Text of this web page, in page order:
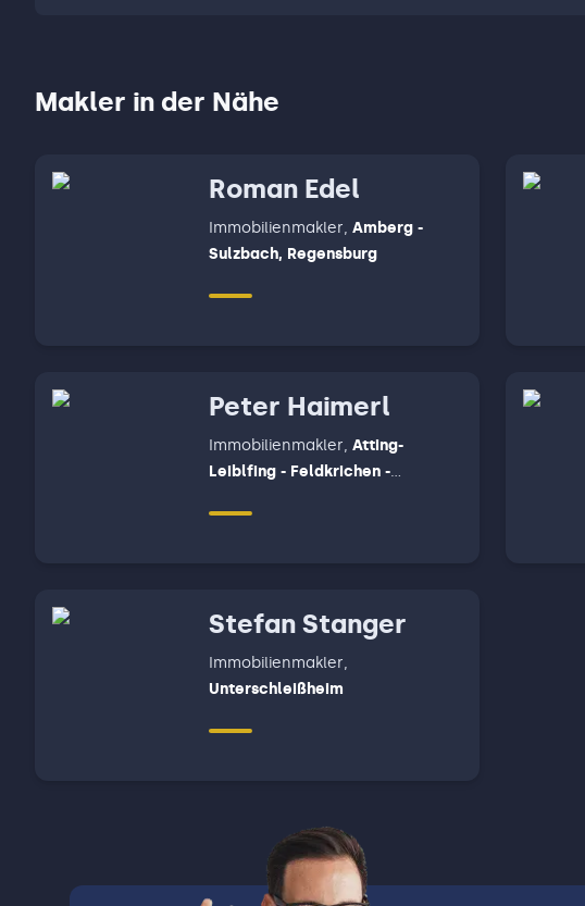
Makler in der Nähe
Roman Edel
Immobilienmakler, Amberg -
Sulzbach, Regensburg
Peter Haimerl
Immobilienmakler, Atting-
Leiblfing - Feldkrichen -
Stefan Stanger
Immobilienmakler,
Unterschleißheim